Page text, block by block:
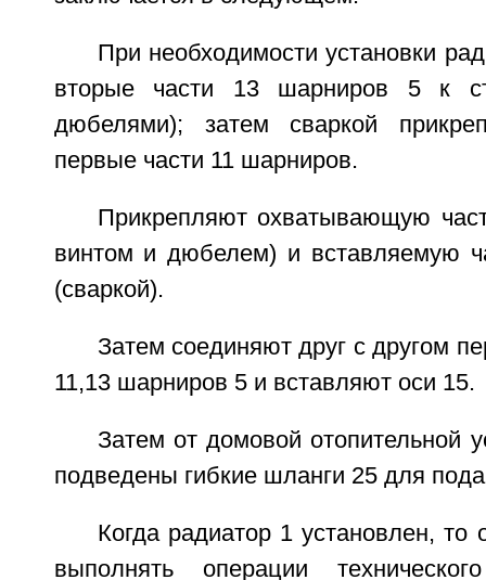
При необходимости установки
вторые части 13 шарниров 5 к
дюбелями); затем сваркой
первые части 11 шарниров.
Прикрепляют охватывающую
винтом и дюбелем) и вставляемую
(сваркой).
Затем соединяют друг с другом
11,13 шарниров 5 и вставляют оси 15.
Затем от домовой отопительной
подведены гибкие шланги 25 для
Когда радиатор 1 установлен, то
выполнять операции